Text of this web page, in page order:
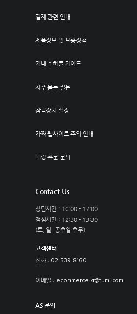
결제 관련 안내
제품정보 및 보증정책
기내 수하물 가이드
자주 묻는 질문
잠금장치 설정
가짜 웹사이트 주의 안내
대량 주문 문의
Contact Us
상담시간 : 10:00 - 17:00
점심시간 : 12:30 - 13:30
(토, 일, 공휴일 휴무)
고객센터
전화 : 02-539-8160
이메일 : ecommerce.kr@tumi.com
AS 문의